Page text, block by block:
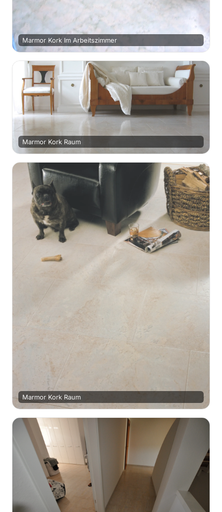
Marmor Kork Im Arbeitszimmer
Marmor Kork Raum
Marmor Kork Raum